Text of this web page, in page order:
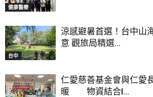
健康醫療
台中
涼感避暑首選！台中山
意 觀旅局精選...
仁愛慈善基金會與仁愛
暖 物資結合I...